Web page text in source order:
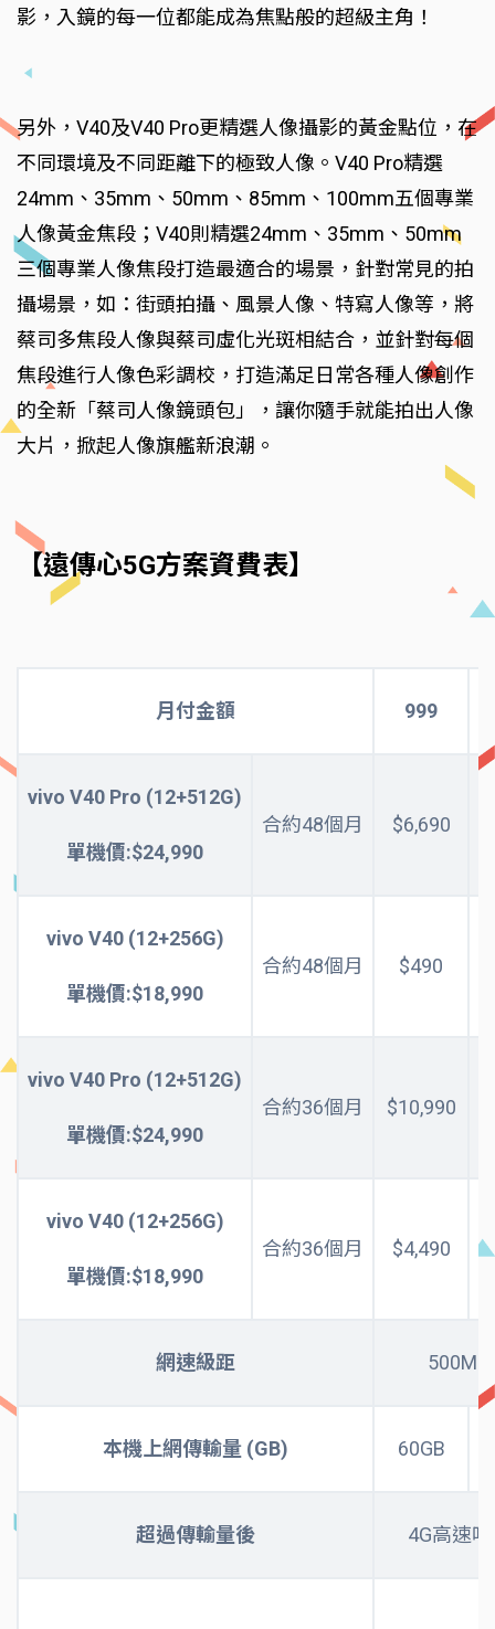
影，入鏡的每一位都能成為焦點般的超級主角！
另外，V40及V40 Pro更精選人像攝影的黃金點位，在
不同環境及不同距離下的極致人像。V40 Pro精選
24mm、35mm、50mm、85mm、100mm五個專業
人像黃金焦段；V40則精選24mm、35mm、50mm
三個專業人像焦段打造最適合的場景，針對常見的拍
攝場景，如：街頭拍攝、風景人像、特寫人像等，將
蔡司多焦段人像與蔡司虛化光斑相結合，並針對每個
焦段進行人像色彩調校，打造滿足日常各種人像創作
的全新「蔡司人像鏡頭包」，讓你隨手就能拍出人像
大片，掀起人像旗艦新浪潮。
【遠傳心5G方案資費表】
月付金額 999
vivo V40 Pro (12+512G)
單機價:$24,990
合約48個月 $6,690
vivo V40 (12+256G)
單機價:$18,990
合約48個月 $490
vivo V40 Pro (12+512G)
單機價:$24,990
合約36個月 $10,990
vivo V40 (12+256G)
單機價:$18,990
合約36個月 $4,490
網速級距
本機上網傳輸量 (GB) 60GB
超過傳輸量後 4G高速